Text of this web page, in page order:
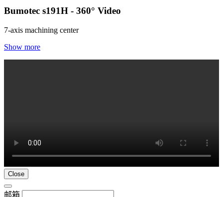
Bumotec s191H - 360° Video
7-axis machining center
Show more
Close
邮箱